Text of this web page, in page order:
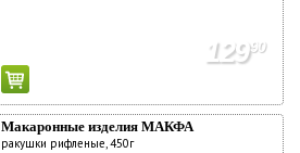
12990
Макаронные изделия МАКФА
ракушки рифленые, 450г